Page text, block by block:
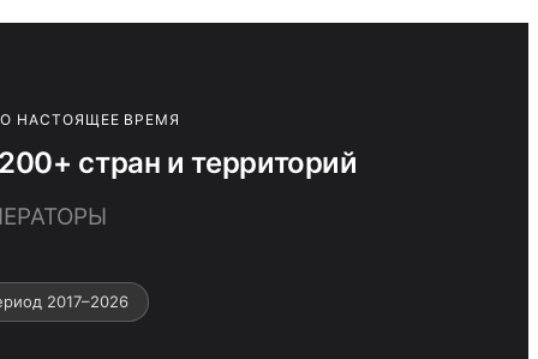
НАСТОЯЩЕЕ ВРЕМЯ
стран и территорий
2017–2026